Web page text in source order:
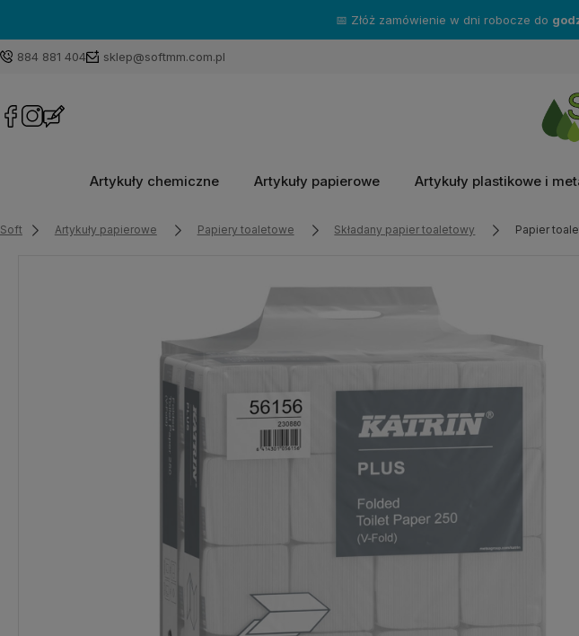
📅 Złóż zamówienie w dni robocze do
884 881 404 sklep@softmm.com.pl
Artykuły chemiczne Artykuły papierowe Artykuły plastikowe i
Soft Artykuły papierowe Papiery toaletowe Składany papier toaletowy Papier